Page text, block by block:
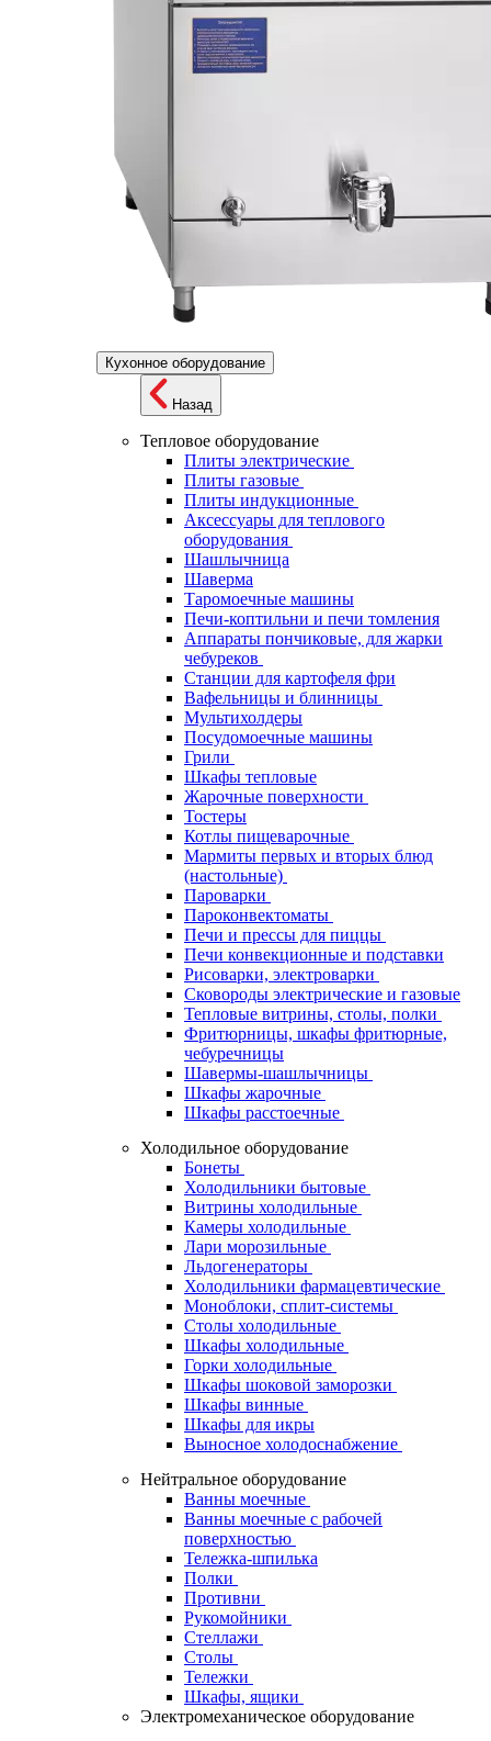
Кухонное оборудование
Назад
Тепловое оборудование
Плиты электрические
Плиты газовые
Плиты индукционные
Аксессуары для теплового
оборудования
Шашлычница
Шаверма
Таромоечные машины
Печи-коптильни и печи томления
Аппараты пончиковые, для жарки
чебуреков
Станции для картофеля фри
Вафельницы и блинницы
Мультихолдеры
Посудомоечные машины
Грили
Шкафы тепловые
Жарочные поверхности
Тостеры
Котлы пищеварочные
Мармиты первых и вторых блюд
(настольные)
Пароварки
Пароконвектоматы
Печи и прессы для пиццы
Печи конвекционные и подставки
Рисоварки, электроварки
Сковороды электрические и газовые
Тепловые витрины, столы, полки
Фритюрницы, шкафы фритюрные,
чебуречницы
Шавермы-шашлычницы
Шкафы жарочные
Шкафы расстоечные
Холодильное оборудование
Бонеты
Холодильники бытовые
Витрины холодильные
Камеры холодильные
Лари морозильные
Льдогенераторы
Холодильники фармацевтические
Моноблоки, сплит-системы
Столы холодильные
Шкафы холодильные
Горки холодильные
Шкафы шоковой заморозки
Шкафы винные
Шкафы для икры
Выносное холодоснабжение
Нейтральное оборудование
Ванны моечные
Ванны моечные с рабочей
поверхностью
Тележка-шпилька
Полки
Противни
Рукомойники
Стеллажи
Столы
Тележки
Шкафы, ящики
Электромеханическое оборудование